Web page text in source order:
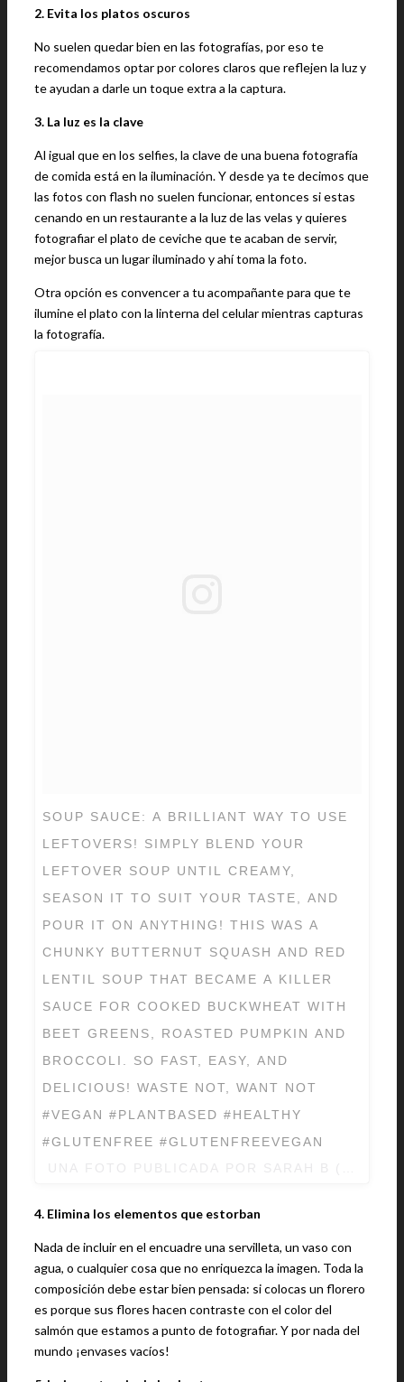
2. Evita los platos oscuros
No suelen quedar bien en las fotografías, por eso te
recomendamos optar por colores claros que reflejen la luz y
te ayudan a darle un toque extra a la captura.
3. La luz es la clave
Al igual que en los selfies, la clave de una buena fotografía
de comida está en la iluminación. Y desde ya te decimos que
las fotos con flash no suelen funcionar, entonces si estas
cenando en un restaurante a la luz de las velas y quieres
fotografiar el plato de ceviche que te acaban de servir,
mejor busca un lugar iluminado y ahí toma la foto.
Otra opción es convencer a tu acompañante para que te
ilumine el plato con la linterna del celular mientras capturas
la fotografía.
SOUP SAUCE: A BRILLIANT WAY TO USE
LEFTOVERS! SIMPLY BLEND YOUR
LEFTOVER SOUP UNTIL CREAMY,
SEASON IT TO SUIT YOUR TASTE, AND
POUR IT ON ANYTHING! THIS WAS A
CHUNKY BUTTERNUT SQUASH AND RED
LENTIL SOUP THAT BECAME A KILLER
SAUCE FOR COOKED BUCKWHEAT WITH
BEET GREENS, ROASTED PUMPKIN AND
BROCCOLI. SO FAST, EASY, AND
DELICIOUS! WASTE NOT, WANT NOT
#VEGAN #PLANTBASED #HEALTHY
#GLUTENFREE #GLUTENFREEVEGAN
4. Elimina los elementos que estorban
Nada de incluir en el encuadre una servilleta, un vaso con
agua, o cualquier cosa que no enriquezca la imagen. Toda la
composición debe estar bien pensada: si colocas un florero
es porque sus flores hacen contraste con el color del
salmón que estamos a punto de fotografiar. Y por nada del
mundo ¡envases vacíos!